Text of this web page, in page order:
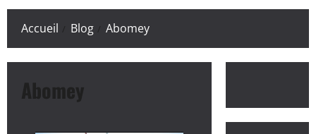
Accueil Blog Abomey
Abomey